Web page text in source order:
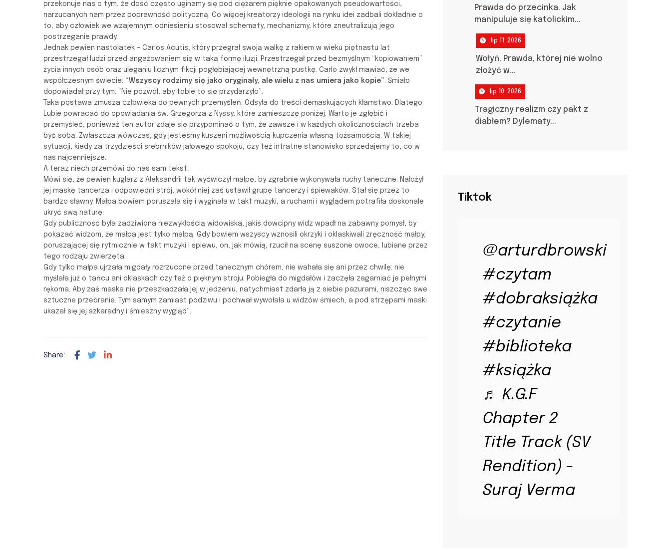
przekonuje nas o tym, że dość często uginamy się pod ciężarem pięknie opakowanych pseudowartości,
narzucanych nam przez poprawność polityczną. Co więcej kreatorzy ideologii na rynku idei zadbali dokładnie o
to, aby człowiek we wzajemnym odniesieniu stosował schematy, mechanizmy, które zneutralizują jego
postrzeganie prawdy.
Jednak pewien nastolatek – Carlos Acutis, który przegrał swoją walkę z rakiem w wieku piętnastu lat
przestrzegał ludzi przed angażowaniem się w taką formę iluzji. Przestrzegał przed bezmyślnym “kopiowaniem”
życia innych osób oraz uleganiu licznym fikcji pogłębiającej wewnętrzną pustkę. Carlo zwykł mawiać, że we
współczesnym świecie: “Wszyscy rodzimy się jako oryginały, ale wielu z nas umiera jako kopie”. Śmiało
dopowiadał przy tym: “Nie pozwól, aby tobie to się przydarzyło”.
Taka postawa zmusza człowieka do pewnych przemyśleń. Odsyła do treści demaskujących kłamstwo. Dlatego
Lubie powracać do opowiadania św. Grzegorza z Nyssy, które zamieszczę poniżej. Warto je zgłębić i
przemyśleć, ponieważ ten autor zdaje się przypominać o tym, że zawsze i w każdych okolicznościach trzeba
być sobą. Zwłaszcza wówczas, gdy jesteśmy kuszeni możliwością kupczenia własną tożsamością. W takiej
sytuacji, kiedy za trzydzieści srebrników jałowego spokoju, czy też intratne stanowisko sprzedajemy to, co w
nas najcenniejsze.
A teraz niech przemówi do nas sam tekst:
Mówi się, że pewien kuglarz z Aleksandrii tak wyćwiczył małpę, by zgrabnie wykonywała ruchy taneczne. Nałożył
jej maskę tancerza i odpowiedni strój, wokół niej zaś ustawił grupę tancerzy i śpiewaków. Stał się przez to
bardzo sławny. Małpa bowiem poruszała się i wyginała w takt muzyki, a ruchami i wyglądem potrafiła doskonale
ukryć swą naturę.
Gdy publiczność była zadziwiona niezwykłością widowiska, jakiś dowcipny widz wpadł na zabawny pomysł, by
pokazać widzom, że małpa jest tylko małpą. Gdy bowiem wszyscy wznosili okrzyki i oklaskiwali zręczność małpy,
poruszającej się rytmicznie w takt muzyki i śpiewu, on, jak mówią, rzucił na scenę suszone owoce, lubiane przez
tego rodzaju zwierzęta.
Gdy tylko małpa ujrzała migdały rozrzucone przed tanecznym chórem, nie wahała się ani przez chwilę: nie
myślała już o tańcu ani oklaskach czy też o pięknym stroju. Pobiegła do migdałów i zaczęła zagarniać je pełnymi
rękoma. Aby zaś maska nie przeszkadzała jej w jedzeniu, natychmiast zdarła ją z siebie pazurami, niszcząc swe
sztuczne przebranie. Tym samym zamiast podziwu i pochwał wywołała u widzów śmiech, a pod strzępami maski
ukazał się jej szkaradny i śmieszny wygląd”.
Share:
Prawda do przecinka. Jak
manipuluje się katolickim...
lip 11, 2026
Wołyń. Prawda, której nie wolno
złożyć w...
lip 10, 2026
Tragiczny realizm czy pakt z
diabłem? Dylematy...
Tiktok
@arturdbrowski
#czytam
#dobraksiążka
#czytanie
#biblioteka
#książka
♬ K.G.F
Chapter 2
Title Track (SV
Rendition) -
Suraj Verma